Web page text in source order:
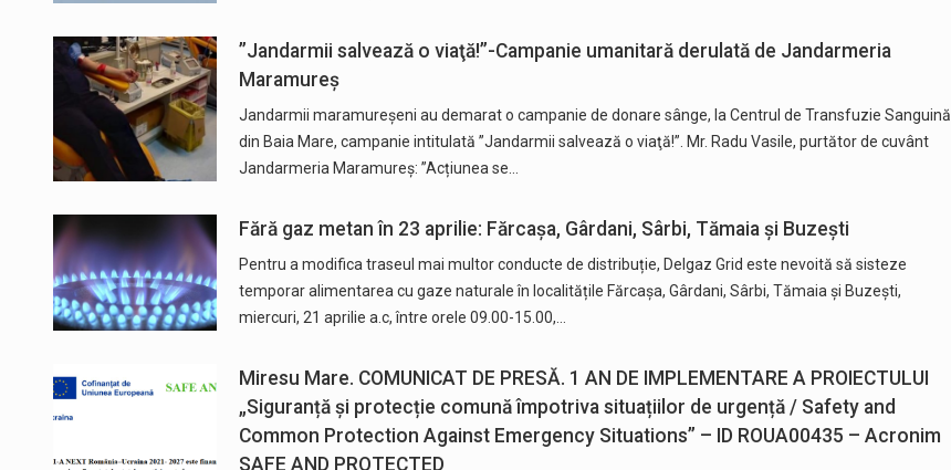
”Jandarmii salvează o viaţă!”-Campanie umanitară derulată de Jandarmeria
Maramureș
Jandarmii maramureşeni au demarat o campanie de donare sânge, la Centrul de Transfuzie Sanguină
din Baia Mare, campanie intitulată ”Jandarmii salvează o viaţă!”. Mr. Radu Vasile, purtător de cuvânt
Jandarmeria Maramureș: ”Acțiunea se…
Fără gaz metan în 23 aprilie: Fărcașa, Gârdani, Sârbi, Tămaia și Buzești
Pentru a modifica traseul mai multor conducte de distribuție, Delgaz Grid este nevoită să sisteze
temporar alimentarea cu gaze naturale în localitățile Fărcașa, Gârdani, Sârbi, Tămaia și Buzești,
miercuri, 21 aprilie a.c, între orele 09.00-15.00,…
Miresu Mare. COMUNICAT DE PRESĂ. 1 AN DE IMPLEMENTARE A PROIECTULUI
„Siguranță și protecție comună împotriva situațiilor de urgență / Safety and
Common Protection Against Emergency Situations” – ID ROUA00435 – Acronim
SAFE AND PROTECTED